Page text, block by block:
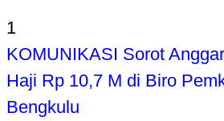
1
KOMUNIKASI Sorot
Haji Rp 10,7 M di Biro
Bengkulu